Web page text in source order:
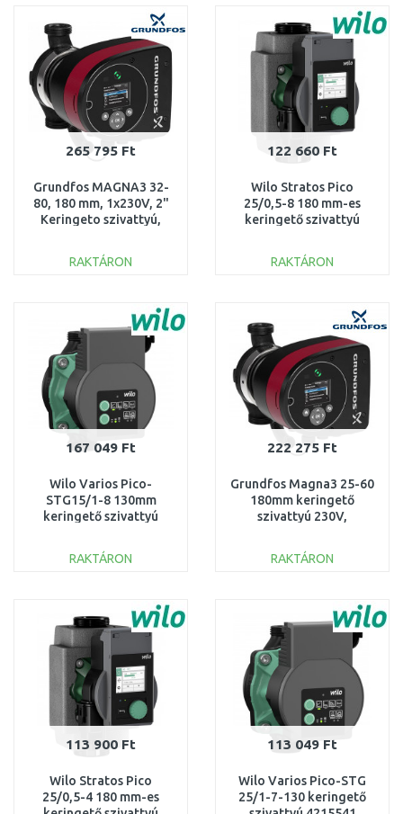
Összehasonlítás
265 795 Ft
Grundfos MAGNA3 32-
80, 180 mm, 1x230V, 2"
Keringeto szivattyú,
RAKTÁRON
Összehasonlítás
122 660 Ft
Wilo Stratos Pico
25/0,5-8 180 mm-es
keringető szivattyú
RAKTÁRON
167 049 Ft
Wilo Varios Pico-
STG15/1-8 130mm
keringető szivattyú
RAKTÁRON
Összehasonlítás
222 275 Ft
Grundfos Magna3 25-60
180mm keringető
szivattyú 230V,
RAKTÁRON
Összehasonlítás
113 900 Ft
Wilo Stratos Pico
25/0,5-4 180 mm-es
113 049 Ft
Wilo Varios Pico-STG
25/1-7-130 keringető